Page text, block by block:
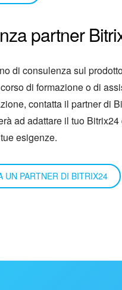
partner
di consulenza sul
di formazione o di
contatta il partner di
ad adattare il tuo
esigenze.
UN PARTNER DI BITRIX24